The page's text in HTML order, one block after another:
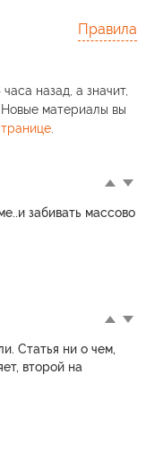
Правила
назад, а значит,
материалы вы
.
забивать массово
Статья ни о чем,
второй на